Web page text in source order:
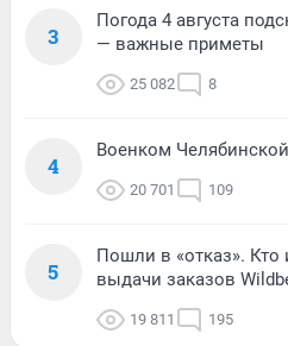
3
Погода 4 августа
— важные приметы
25 082 8
4
Военком
20 701 109
5
Пошли в «отказ». Кто
выдачи заказов
19 811 195